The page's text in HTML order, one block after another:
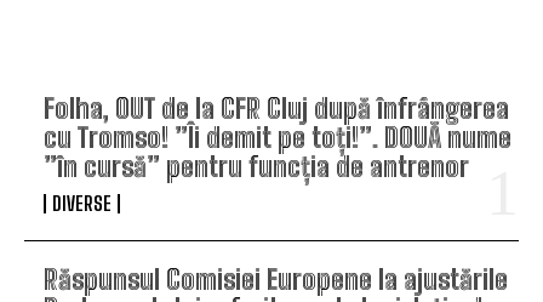
Folha, OUT de la CFR Cluj după înfrângerea
cu Tromso! ”Îi demit pe toți!”. DOUĂ nume
”în cursă” pentru funcția de antrenor
DIVERSE
Răspunsul Comisiei Europene la ajustările